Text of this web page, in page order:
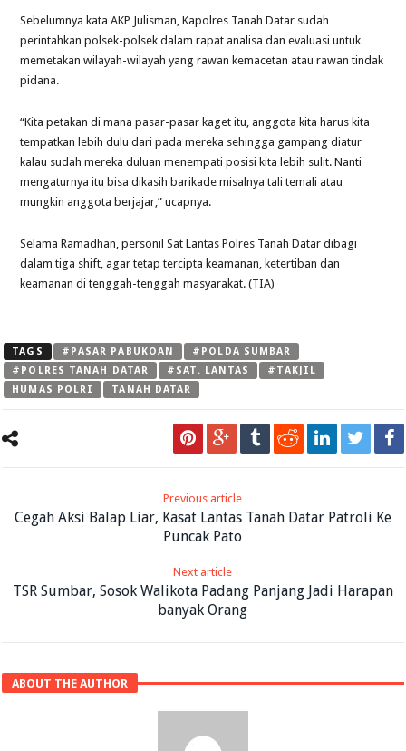
Sebelumnya kata AKP Julisman, Kapolres Tanah Datar sudah
perintahkan polsek-polsek dalam rapat analisa dan evaluasi untuk
memetakan wilayah-wilayah yang rawan kemacetan atau rawan tindak
pidana.
“Kita petakan di mana pasar-pasar kaget itu, anggota kita harus kita
tempatkan lebih dulu dari pada mereka sehingga gampang diatur
kalau sudah mereka duluan menempati posisi kita lebih sulit. Nanti
mengaturnya itu bisa dikasih barikade misalnya tali temali atau
mungkin anggota berjajar,” ucapnya.
Selama Ramadhan, personil Sat Lantas Polres Tanah Datar dibagi
dalam tiga shift, agar tetap tercipta keamanan, ketertiban dan
keamanan di tenggah-tenggah masyarakat. (TIA)
TAGS #PASAR PABUKOAN
#POLDA SUMBAR
#POLRES TANAH DATAR
#SAT. LANTAS
#TAKJIL
HUMAS POLRI
TANAH DATAR
Previous article
Cegah Aksi Balap Liar, Kasat Lantas Tanah Datar Patroli Ke
Puncak Pato
Next article
TSR Sumbar, Sosok Walikota Padang Panjang Jadi Harapan
banyak Orang
ABOUT THE AUTHOR